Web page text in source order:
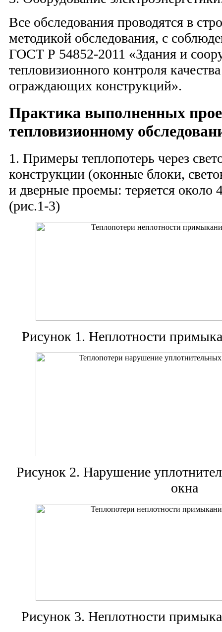
Все обследования проводятся в
методикой обследования, с
ГОСТ Р 54852-2011 «Здания и
тепловизионного контроля
ограждающих конструкций».
Практика выполненных
тепловизионному
1. Примеры теплопотерь через
конструкции (оконные блоки,
и дверные проемы: теряется около
(рис.1-3)
Рисунок 1. Неплотности
Рисунок 2. Нарушение
окна
Рисунок 3. Неплотности